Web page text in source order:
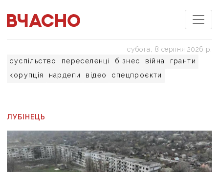
суспільство переселенці бізнес війна
гранти
корупція
нардепи відео спецпроєкти
субота, 8 серпня 2026 р.
ЛУБІНЕЦЬ